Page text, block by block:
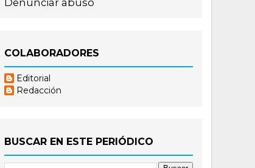
Denunciar abuso
COLABORADORES
Editorial
Redacción
BUSCAR EN ESTE PERIÓDICO